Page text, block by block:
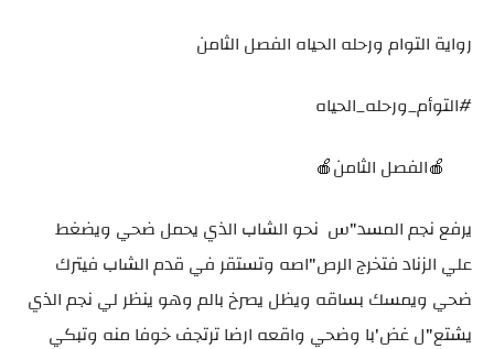
رواية التوام ورحله الحياه الفصل الثامن
#التوأم_ورحله_الحياه
🍎الفصل الثامن🍎
يرفع نجم المسد"س نحو الشاب الذي يحمل ضحي ويضغط
علي الزناد فتخرج الرص"اصه وتستقر في قدم الشاب فيترك
ضحي ويمسك بساقه ويظل يصرخ بالم وهو ينظر لي نجم الذي
يشتع"ل غض'با وضحي واقعه ارضا ترتجف خوفا منه وتبكي